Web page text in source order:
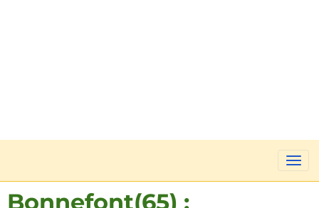
Bonnefont(65) :